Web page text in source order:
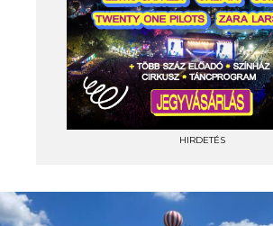
HIRDETÉS